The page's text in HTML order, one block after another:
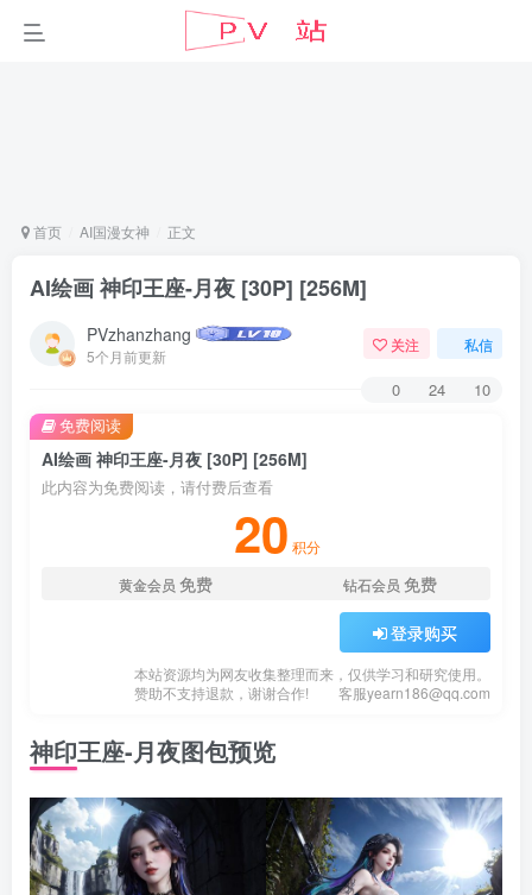
首页 AI国漫女神 正文
AI绘画 神印王座-月夜 [30P] [256M]
PVzhanzhang
5个月前更新
关注 私信
0 24 10
AI绘画 神印王座-月夜 [30P] [256M]
此内容为免费阅读，请付费后查看
20 积分
黄金会员 免费 钻石会员 免费
登录购买
本站资源均为网友收集整理而来，仅供学习和研究使用。
赞助不支持退款，谢谢合作!
客服yearn186@qq.com
免费阅读
神印王座-月夜图包预览